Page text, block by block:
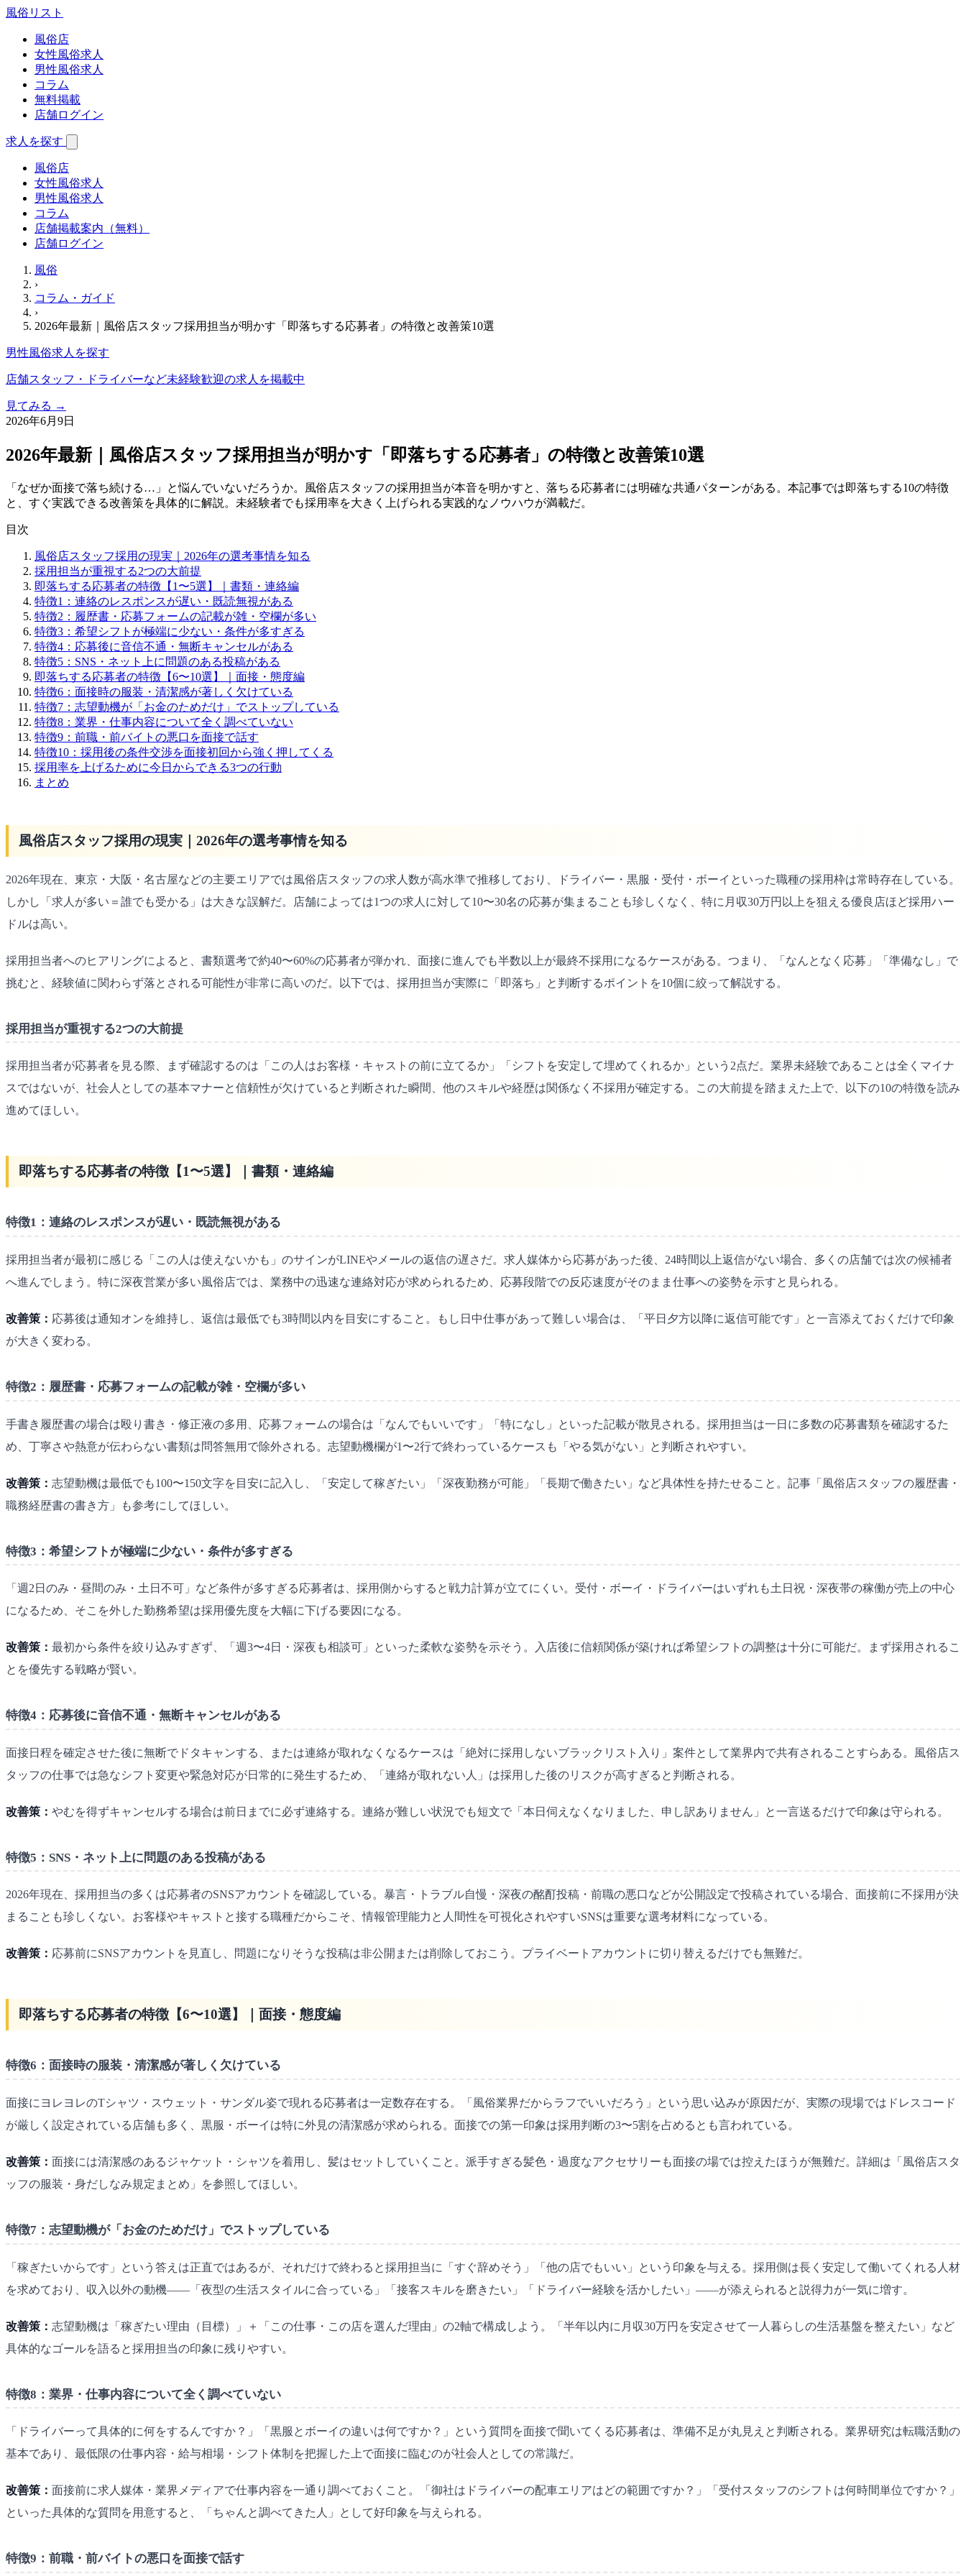
風俗 リスト
風俗店
女性風俗求人
男性風俗求人
コラム
無料掲載
店舗ログイン
求人を探す
風俗店
女性風俗求人
男性風俗求人
コラム
店舗掲載案内（無料）
店舗ログイン
風俗
›
コラム・ガイド
›
2026年最新｜風俗店スタッフ採用担当が明かす「即落ちする応募者」の特徴と改善策10選
男性風俗求人を探す
店舗スタッフ・ドライバーなど未経験歓迎の求人を掲載中
見てみる →
2026年6月9日
2026年最新｜風俗店スタッフ採用担当が明かす「即落ちする応募者」の特徴と改善策10選
「なぜか面接で落ち続ける…」と悩んでいないだろうか。風俗店スタッフの採用担当が本音を明かすと、落ちる応募者には明確な共通パターンがある。本記事では即落ちする10の特徴
と、すぐ実践できる改善策を具体的に解説。未経験者でも採用率を大きく上げられる実践的なノウハウが満載だ。
目次
風俗店スタッフ採用の現実｜2026年の選考事情を知る
採用担当が重視する2つの大前提
即落ちする応募者の特徴【1〜5選】｜書類・連絡編
特徴1：連絡のレスポンスが遅い・既読無視がある
特徴2：履歴書・応募フォームの記載が雑・空欄が多い
特徴3：希望シフトが極端に少ない・条件が多すぎる
特徴4：応募後に音信不通・無断キャンセルがある
特徴5：SNS・ネット上に問題のある投稿がある
即落ちする応募者の特徴【6〜10選】｜面接・態度編
特徴6：面接時の服装・清潔感が著しく欠けている
特徴7：志望動機が「お金のためだけ」でストップしている
特徴8：業界・仕事内容について全く調べていない
特徴9：前職・前バイトの悪口を面接で話す
特徴10：採用後の条件交渉を面接初回から強く押してくる
採用率を上げるために今日からできる3つの行動
まとめ
風俗店スタッフ採用の現実｜2026年の選考事情を知る
2026年現在、東京・大阪・名古屋などの主要エリアでは風俗店スタッフの求人数が高水準で推移しており、ドライバー・黒服・受付・ボーイといった職種の採用枠は常時存在している。
しかし「求人が多い＝誰でも受かる」は大きな誤解だ。店舗によっては1つの求人に対して10〜30名の応募が集まることも珍しくなく、特に月収30万円以上を狙える優良店ほど採用ハー
ドルは高い。
採用担当者へのヒアリングによると、書類選考で約40〜60%の応募者が弾かれ、面接に進んでも半数以上が最終不採用になるケースがある。つまり、「なんとなく応募」「準備なし」で
挑むと、経験値に関わらず落とされる可能性が非常に高いのだ。以下では、採用担当が実際に「即落ち」と判断するポイントを10個に絞って解説する。
採用担当が重視する2つの大前提
採用担当者が応募者を見る際、まず確認するのは「この人はお客様・キャストの前に立てるか」「シフトを安定して埋めてくれるか」という2点だ。業界未経験であることは全くマイナ
スではないが、社会人としての基本マナーと信頼性が欠けていると判断された瞬間、他のスキルや経歴は関係なく不採用が確定する。この大前提を踏まえた上で、以下の10の特徴を読み
進めてほしい。
即落ちする応募者の特徴【1〜5選】｜書類・連絡編
特徴1：連絡のレスポンスが遅い・既読無視がある
採用担当者が最初に感じる「この人は使えないかも」のサインがLINEやメールの返信の遅さだ。求人媒体から応募があった後、24時間以上返信がない場合、多くの店舗では次の候補者
へ進んでしまう。特に深夜営業が多い風俗店では、業務中の迅速な連絡対応が求められるため、応募段階での反応速度がそのまま仕事への姿勢を示すと見られる。
改善策： 応募後は通知オンを維持し、返信は最低でも3時間以内を目安にすること。もし日中仕事があって難しい場合は、「平日夕方以降に返信可能です」と一言添えておくだけで印象
が大きく変わる。
特徴2：履歴書・応募フォームの記載が雑・空欄が多い
手書き履歴書の場合は殴り書き・修正液の多用、応募フォームの場合は「なんでもいいです」「特になし」といった記載が散見される。採用担当は一日に多数の応募書類を確認するた
め、丁寧さや熱意が伝わらない書類は問答無用で除外される。志望動機欄が1〜2行で終わっているケースも「やる気がない」と判断されやすい。
改善策： 志望動機は最低でも100〜150文字を目安に記入し、「安定して稼ぎたい」「深夜勤務が可能」「長期で働きたい」など具体性を持たせること。記事「風俗店スタッフの履歴書・
職務経歴書の書き方」も参考にしてほしい。
特徴3：希望シフトが極端に少ない・条件が多すぎる
「週2日のみ・昼間のみ・土日不可」など条件が多すぎる応募者は、採用側からすると戦力計算が立てにくい。受付・ボーイ・ドライバーはいずれも土日祝・深夜帯の稼働が売上の中心
になるため、そこを外した勤務希望は採用優先度を大幅に下げる要因になる。
改善策： 最初から条件を絞り込みすぎず、「週3〜4日・深夜も相談可」といった柔軟な姿勢を示そう。入店後に信頼関係が築ければ希望シフトの調整は十分に可能だ。まず採用されるこ
とを優先する戦略が賢い。
特徴4：応募後に音信不通・無断キャンセルがある
面接日程を確定させた後に無断でドタキャンする、または連絡が取れなくなるケースは「絶対に採用しないブラックリスト入り」案件として業界内で共有されることすらある。風俗店ス
タッフの仕事では急なシフト変更や緊急対応が日常的に発生するため、「連絡が取れない人」は採用した後のリスクが高すぎると判断される。
改善策： やむを得ずキャンセルする場合は前日までに必ず連絡する。連絡が難しい状況でも短文で「本日伺えなくなりました、申し訳ありません」と一言送るだけで印象は守られる。
特徴5：SNS・ネット上に問題のある投稿がある
2026年現在、採用担当の多くは応募者のSNSアカウントを確認している。暴言・トラブル自慢・深夜の酩酊投稿・前職の悪口などが公開設定で投稿されている場合、面接前に不採用が決
まることも珍しくない。お客様やキャストと接する職種だからこそ、情報管理能力と人間性を可視化されやすいSNSは重要な選考材料になっている。
改善策： 応募前にSNSアカウントを見直し、問題になりそうな投稿は非公開または削除しておこう。プライベートアカウントに切り替えるだけでも無難だ。
即落ちする応募者の特徴【6〜10選】｜面接・態度編
特徴6：面接時の服装・清潔感が著しく欠けている
面接にヨレヨレのTシャツ・スウェット・サンダル姿で現れる応募者は一定数存在する。「風俗業界だからラフでいいだろう」という思い込みが原因だが、実際の現場ではドレスコード
が厳しく設定されている店舗も多く、黒服・ボーイは特に外見の清潔感が求められる。面接での第一印象は採用判断の3〜5割を占めるとも言われている。
改善策： 面接には清潔感のあるジャケット・シャツを着用し、髪はセットしていくこと。派手すぎる髪色・過度なアクセサリーも面接の場では控えたほうが無難だ。詳細は「風俗店スタ
ッフの服装・身だしなみ規定まとめ」を参照してほしい。
特徴7：志望動機が「お金のためだけ」でストップしている
「稼ぎたいからです」という答えは正直ではあるが、それだけで終わると採用担当に「すぐ辞めそう」「他の店でもいい」という印象を与える。採用側は長く安定して働いてくれる人材
を求めており、収入以外の動機——「夜型の生活スタイルに合っている」「接客スキルを磨きたい」「ドライバー経験を活かしたい」——が添えられると説得力が一気に増す。
改善策： 志望動機は「稼ぎたい理由（目標）」＋「この仕事・この店を選んだ理由」の2軸で構成しよう。「半年以内に月収30万円を安定させて一人暮らしの生活基盤を整えたい」など
具体的なゴールを語ると採用担当の印象に残りやすい。
特徴8：業界・仕事内容について全く調べていない
「ドライバーって具体的に何をするんですか？」「黒服とボーイの違いは何ですか？」という質問を面接で聞いてくる応募者は、準備不足が丸見えと判断される。業界研究は転職活動の
基本であり、最低限の仕事内容・給与相場・シフト体制を把握した上で面接に臨むのが社会人としての常識だ。
改善策： 面接前に求人媒体・業界メディアで仕事内容を一通り調べておくこと。「御社はドライバーの配車エリアはどの範囲ですか？」「受付スタッフのシフトは何時間単位ですか？」
といった具体的な質問を用意すると、「ちゃんと調べてきた人」として好印象を与えられる。
特徴9：前職・前バイトの悪口を面接で話す